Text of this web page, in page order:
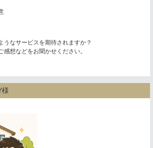
うなサービスを期待されますか？
感想などをお聞かせください。
様